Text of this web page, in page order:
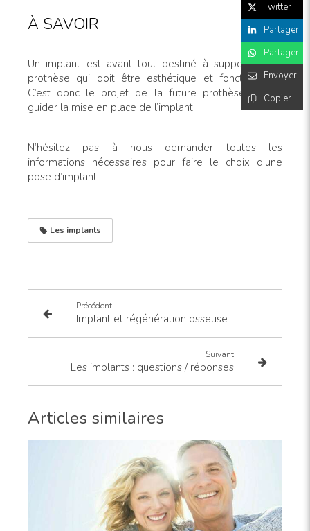
À SAVOIR
Un implant est avant tout destiné à supporter une
prothèse qui doit être esthétique et fonctionnelle.
C’est donc le projet de la future prothèse qui va
guider la mise en place de l’implant.
N’hésitez pas à nous demander toutes les
informations nécessaires pour faire le choix d’une
pose d’implant.
Les implants
Précédent
Implant et régénération osseuse
Suivant
Les implants : questions / réponses
Articles similaires
Twitter
Partager
Partager
Envoyer
Copier